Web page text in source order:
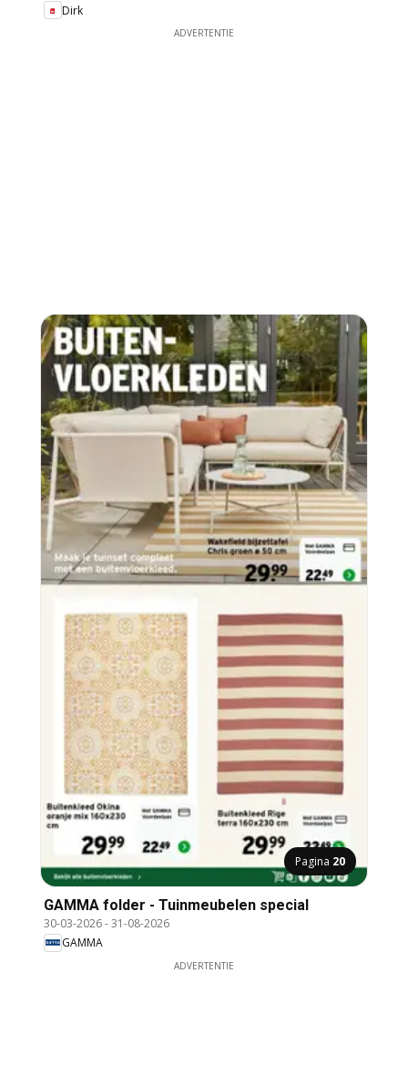
Dirk
ADVERTENTIE
Pagina 20
GAMMA folder - Tuinmeubelen special
30-03-2026-31-08-2026
GAMMA
ADVERTENTIE